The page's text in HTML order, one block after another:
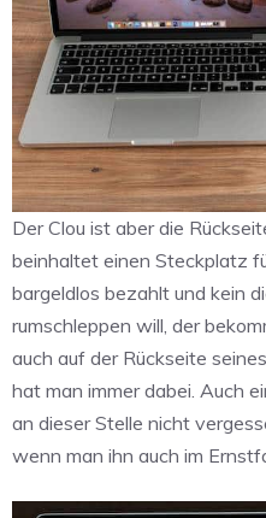
Der Clou ist aber die
beinhaltet einen Steckplatz
bargeldlos bezahlt und kein
rumschleppen will, der
auch auf der Rückseite
hat man immer dabei. Auch
an dieser Stelle nicht
wenn man ihn auch im